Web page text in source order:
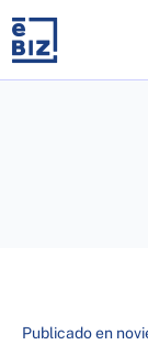
content
Publicado en